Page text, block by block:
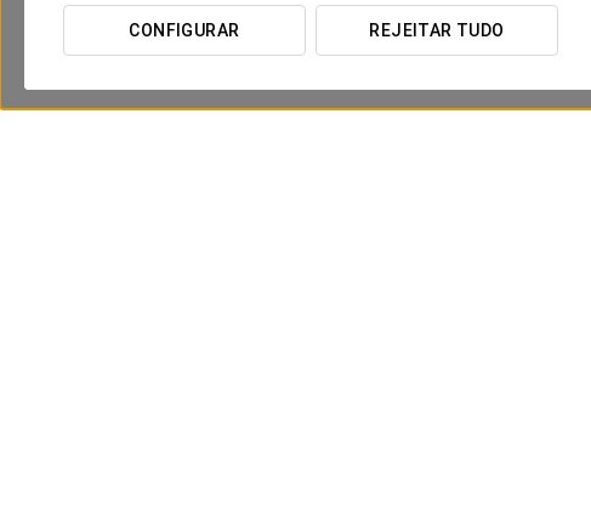
CONFIGURAR REJEITAR TUDO